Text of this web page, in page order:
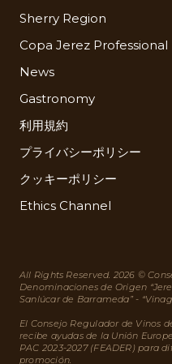
Sherry Region
Copa Jerez Professional
News
Gastronomy
利用規約
プライバシーポリシー
クッキーポリシー
Ethics Channel
All Rights Reserved. 2026 ©
Denominaciones de Origen
Sanlúcar de Barrameda” -
El Consejo Regulador de Vinos
recibe ayudas de la Unión
PAC 2023-2027 (FEADER) para
promoción.